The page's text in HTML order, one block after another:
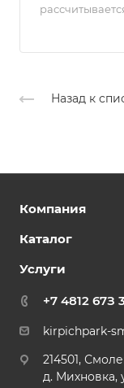
Назад к
Компания
Каталог
Услуги
+7 4812 67З
kirpichpark-
214501,
д. Михновка,